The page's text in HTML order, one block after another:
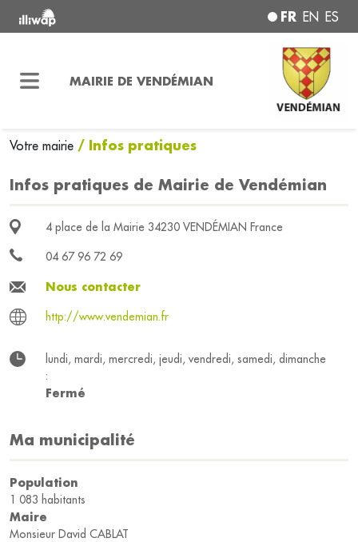
FR EN ES
MAIRIE DE VENDÉMIAN
Votre mairie / Infos pratiques
Infos pratiques de Mairie de Vendémian
4 place de la Mairie 34230 VENDÉMIAN France
04 67 96 72 69
Nous contacter
http://www.vendemian.fr
lundi, mardi, mercredi, jeudi, vendredi, samedi, dimanche
:
Fermé
Ma municipalité
Population
1 083 habitants
Maire
Monsieur David CABLAT